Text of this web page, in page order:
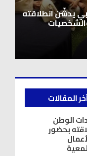
ابراهيم
المقالات
الوطن
بحضور